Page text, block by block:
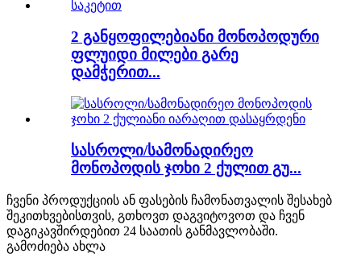
2 განყოფილებიანი მონოპოდური
ფლუიდი მილები გარე
დამჭერით...
სასროლი/სამონადირეო
მონოპოდის ჯოხი 2 ქულით გუ...
ჩვენი პროდუქციის ან ფასების ჩამონათვალის შესახებ
შეკითხვებისთვის, გთხოვთ დაგვიტოვოთ და ჩვენ
დაგიკავშირდებით 24 საათის განმავლობაში.
გამოძიება ახლა